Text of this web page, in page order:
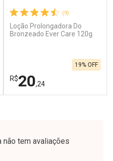
(9)
Loção Prolongadora Do
Bronzeado Ever Care 120g
R$20,24
19% OFF
Laboratório
Por Menos
não tem avaliações